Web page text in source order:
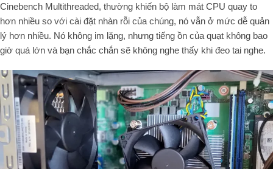
Cinebench Multithreaded, thường khiến bộ làm mát CPU quay to
hơn nhiều so với cài đặt nhàn rỗi của chúng, nó vẫn ở mức dễ quản
lý hơn nhiều. Nó không im lặng, nhưng tiếng ồn của quạt không bao
giờ quá lớn và bạn chắc chắn sẽ không nghe thấy khi đeo tai nghe.